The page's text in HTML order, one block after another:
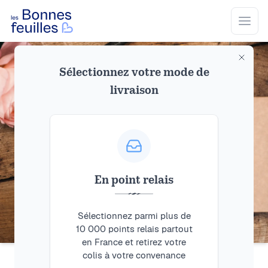
Les Bonnes Feuilles
Sélectionnez votre mode de
livraison
En point relais
Sélectionnez parmi plus de
10 000 points relais partout
en France et retirez votre
colis à votre convenance